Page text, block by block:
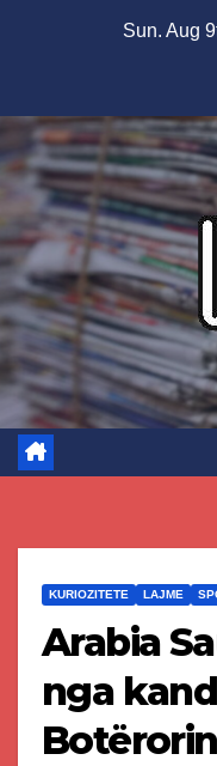
Sun. Aug
KURIOZITETE LAJME
Arabia
nga